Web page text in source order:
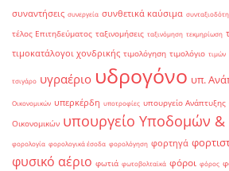
συναντήσεις συνεργεία συνθετικά καύσιμα
τέλος Επιτηδεύματος ταξινομήσεις ταξινόμηση τεκμηρίωση
τιμοκατάλογοι χονδρικής τιμολόγηση τιμολόγιο τιμών
τσιγάρο υγραέριο υδρογόνο υπ.
Οικονομικών υπερκέρδη υποτροφίες υπουργείο Ανάπτυξης
Οικονομικών υπουργείο Υποδομών
φορολογία φορολογικά έσοδα φορολόγηση φορτηγά
φυσικό αέριο φωτιά φωτοβολταϊκά φόροι φόρος